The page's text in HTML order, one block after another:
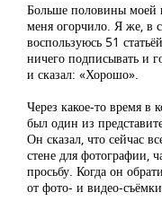
Больше половины моей
меня огорчило. Я же, в
воспользуюсь 51
ничего подписывать и
и сказал: «Хорошо».
Через какое-то время в
был один из
Он сказал, что сейчас
стене для фотографии,
просьбу. Когда он
от фото- и видео-